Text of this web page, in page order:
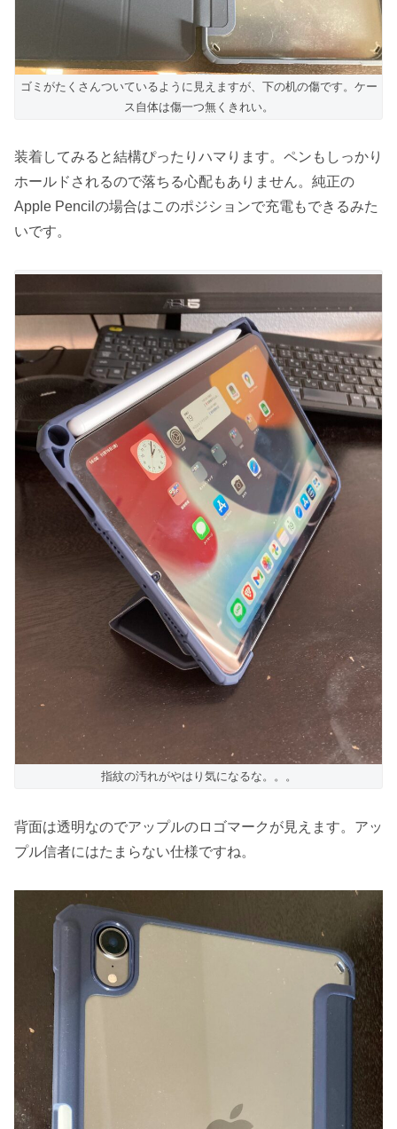
ゴミがたくさんついているように見えますが、下の机の傷です。ケー
ス自体は傷一つ無くきれい。
装着してみると結構ぴったりハマります。ペンもしっかり
ホールドされるので落ちる心配もありません。純正の
Apple Pencilの場合はこのポジションで充電もできるみた
いです。
指紋の汚れがやはり気になるな。。。
背面は透明なのでアップルのロゴマークが見えます。アッ
プル信者にはたまらない仕様ですね。